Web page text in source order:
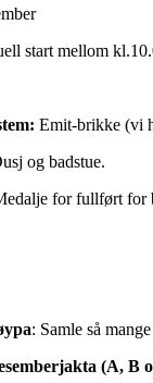
start mellom
Emit-brikke (vi
og badstue.
for fullført for
: Samle så
(A, B